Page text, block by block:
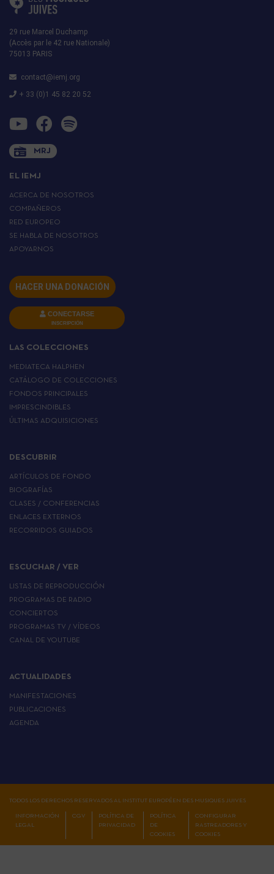
29 rue Marcel Duchamp
(Accès par le 42 rue Nationale)
75013 PARIS
contact@iemj.org
+ 33 (0)1 45 82 20 52
MRJ
EL IEMJ
ACERCA DE NOSOTROS
COMPAÑEROS
RED EUROPEO
SE HABLA DE NOSOTROS
APOYARNOS
HACER UNA DONACIÓN
CONECTARSE
INSCRIPCIÓN
LAS COLECCIONES
MEDIATECA HALPHEN
CATÁLOGO DE COLECCIONES
FONDOS PRINCIPALES
IMPRESCINDIBLES
ÚLTIMAS ADQUISICIONES
DESCUBRIR
ARTÍCULOS DE FONDO
BIOGRAFÍAS
CLASES / CONFERENCIAS
ENLACES EXTERNOS
RECORRIDOS GUIADOS
ESCUCHAR / VER
LISTAS DE REPRODUCCIÓN
PROGRAMAS DE RADIO
CONCIERTOS
PROGRAMAS TV / VÍDEOS
CANAL DE YOUTUBE
ACTUALIDADES
MANIFESTACIONES
PUBLICACIONES
AGENDA
TODOS LOS DERECHOS RESERVADOS AL INSTITUT EUROPÉEN DES MUSIQUES JUIVES
INFORMACIÓN
LEGAL
CGV
POLÍTICA DE
PRIVACIDAD
POLÍTICA
DE
COOKIES
CONFIGURAR
RASTREADORES Y
COOKIES